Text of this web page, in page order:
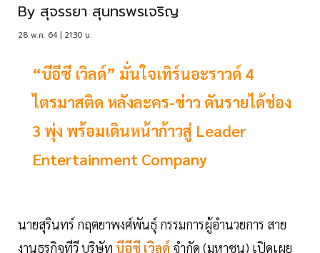
By สุจรรยา สุนทรพรเจริญ
28 พ.ค. 64 | 21:30 น.
“บีอีซี เวิลด์” มั่นใจเทิร์นอะราวด์ 4
ไตรมาสติด หลังละคร-ข่าว ดันรายได้ช่อง
3 พุ่ง พร้อมเดินหน้าก้าวสู่ Leader
Entertainment Company
นายสุรินทร์ กฤตยาพงศ์พันธุ์ กรรมการผู้อำนวยการ สาย
งานธุรกิจทีวี บริษัท บีอีซี เวิลด์ จำกัด (มหาชน) เปิดเผย